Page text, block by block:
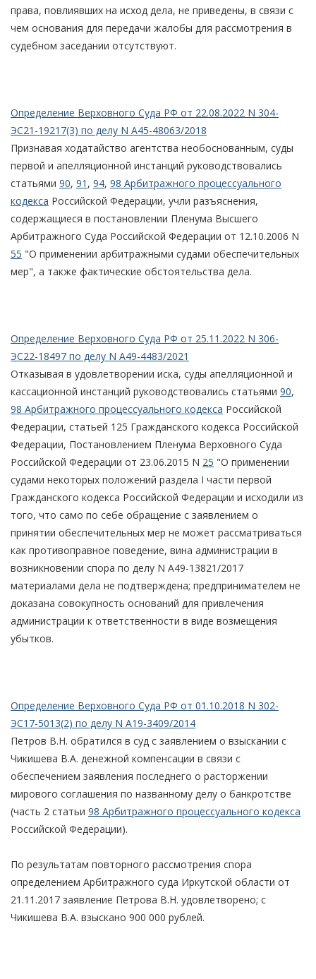
права, повлиявших на исход дела, не приведены, в связи с
чем основания для передачи жалобы для рассмотрения в
судебном заседании отсутствуют.
Определение Верховного Суда РФ от 22.08.2022 N 304-
ЭС21-19217(3) по делу N А45-48063/2018
Признавая ходатайство агентства необоснованным, суды
первой и апелляционной инстанций руководствовались
статьями 90, 91 , 94, 98 Арбитражного процессуального
кодекса Российской Федерации, учли разъяснения,
содержащиеся в постановлении Пленума Высшего
Арбитражного Суда Российской Федерации от 12.10.2006 N
55 "О применении арбитражными судами обеспечительных
мер", а также фактические обстоятельства дела.
Определение Верховного Суда РФ от 25.11.2022 N 306-
ЭС22-18497 по делу N А49-4483/2021
Отказывая в удовлетворении иска, суды апелляционной и
кассационной инстанций руководствовались статьями 90,
98 Арбитражного процессуального кодекса Российской
Федерации, статьей 125 Гражданского кодекса Российской
Федерации, Постановлением Пленума Верховного Суда
Российской Федерации от 23.06.2015 N 25 "О применении
судами некоторых положений раздела I части первой
Гражданского кодекса Российской Федерации и исходили из
того, что само по себе обращение с заявлением о
принятии обеспечительных мер не может рассматриваться
как противоправное поведение, вина администрации в
возникновении спора по делу N А49-13821/2017
материалами дела не подтверждена; предпринимателем не
доказана совокупность оснований для привлечения
администрации к ответственности в виде возмещения
убытков.
Определение Верховного Суда РФ от 01.10.2018 N 302-
ЭС17-5013(2) по делу N А19-3409/2014
Петров В.Н. обратился в суд с заявлением о взыскании с
Чикишева В.А. денежной компенсации в связи с
обеспечением заявления последнего о расторжении
мирового соглашения по названному делу о банкротстве
(часть 2 статьи 98 Арбитражного процессуального кодекса
Российской Федерации).
По результатам повторного рассмотрения спора
определением Арбитражного суда Иркутской области от
21.11.2017 заявление Петрова В.Н. удовлетворено; с
Чикишева В.А. взыскано 900 000 рублей.